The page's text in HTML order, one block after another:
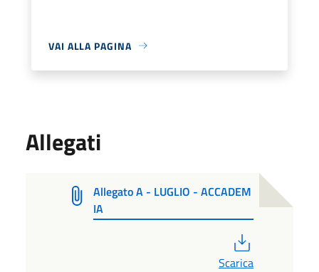
VAI ALLA PAGINA
Allegati
Allegato A - LUGLIO - ACCADEM
IA
Scarica